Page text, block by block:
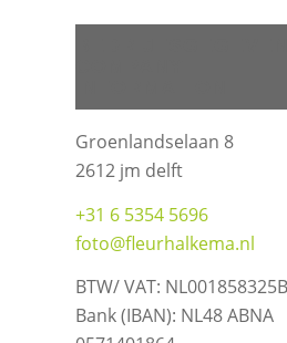
Groenlandselaan 8
2612 jm delft
+31 6 5354 5696
foto@fleurhalkema.nl
BTW/ VAT:
Bank (IBAN): NL48 ABNA